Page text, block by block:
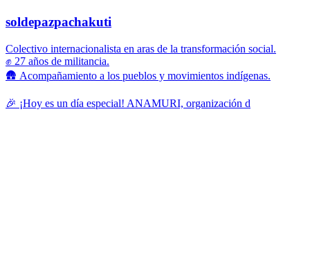
soldepazpachakuti
Colectivo internacionalista en aras de la transformación social.
✊ 27 años de militancia.
🛖 Acompañamiento a los pueblos y movimientos indígenas.
🎉 ¡Hoy es un día especial! ANAMURI, organización d